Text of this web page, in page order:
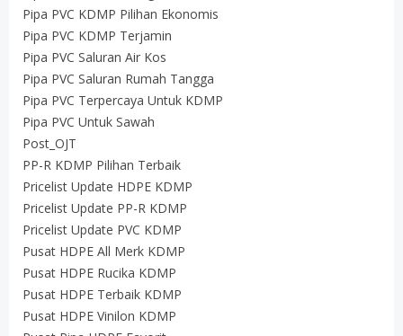
Pipa PVC KDMP Pilihan Ekonomis
Pipa PVC KDMP Terjamin
Pipa PVC Saluran Air Kos
Pipa PVC Saluran Rumah Tangga
Pipa PVC Terpercaya Untuk KDMP
Pipa PVC Untuk Sawah
Post_OJT
PP-R KDMP Pilihan Terbaik
Pricelist Update HDPE KDMP
Pricelist Update PP-R KDMP
Pricelist Update PVC KDMP
Pusat HDPE All Merk KDMP
Pusat HDPE Rucika KDMP
Pusat HDPE Terbaik KDMP
Pusat HDPE Vinilon KDMP